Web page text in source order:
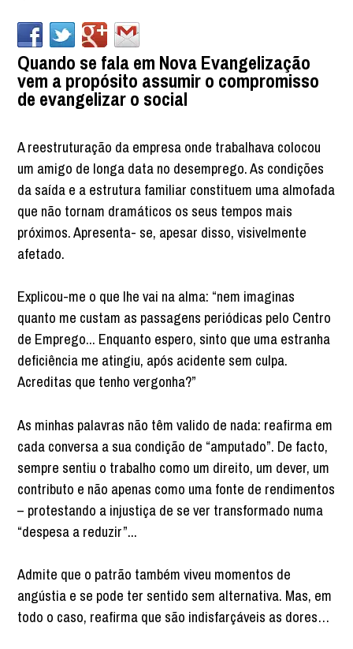
Quando se fala em Nova Evangelização
vem a propósito assumir o compromisso
de evangelizar o social
A reestruturação da empresa onde trabalhava colocou
um amigo de longa data no desemprego. As condições
da saída e a estrutura familiar constituem uma almofada
que não tornam dramáticos os seus tempos mais
próximos. Apresenta- se, apesar disso, visivelmente
afetado.
Explicou-me o que lhe vai na alma: “nem imaginas
quanto me custam as passagens periódicas pelo Centro
de Emprego... Enquanto espero, sinto que uma estranha
deficiência me atingiu, após acidente sem culpa.
Acreditas que tenho vergonha?”
As minhas palavras não têm valido de nada: reafirma em
cada conversa a sua condição de “amputado”. De facto,
sempre sentiu o trabalho como um direito, um dever, um
contributo e não apenas como uma fonte de rendimentos
– protestando a injustiça de se ver transformado numa
“despesa a reduzir”...
Admite que o patrão também viveu momentos de
angústia e se pode ter sentido sem alternativa. Mas, em
todo o caso, reafirma que são indisfarçáveis as dores…